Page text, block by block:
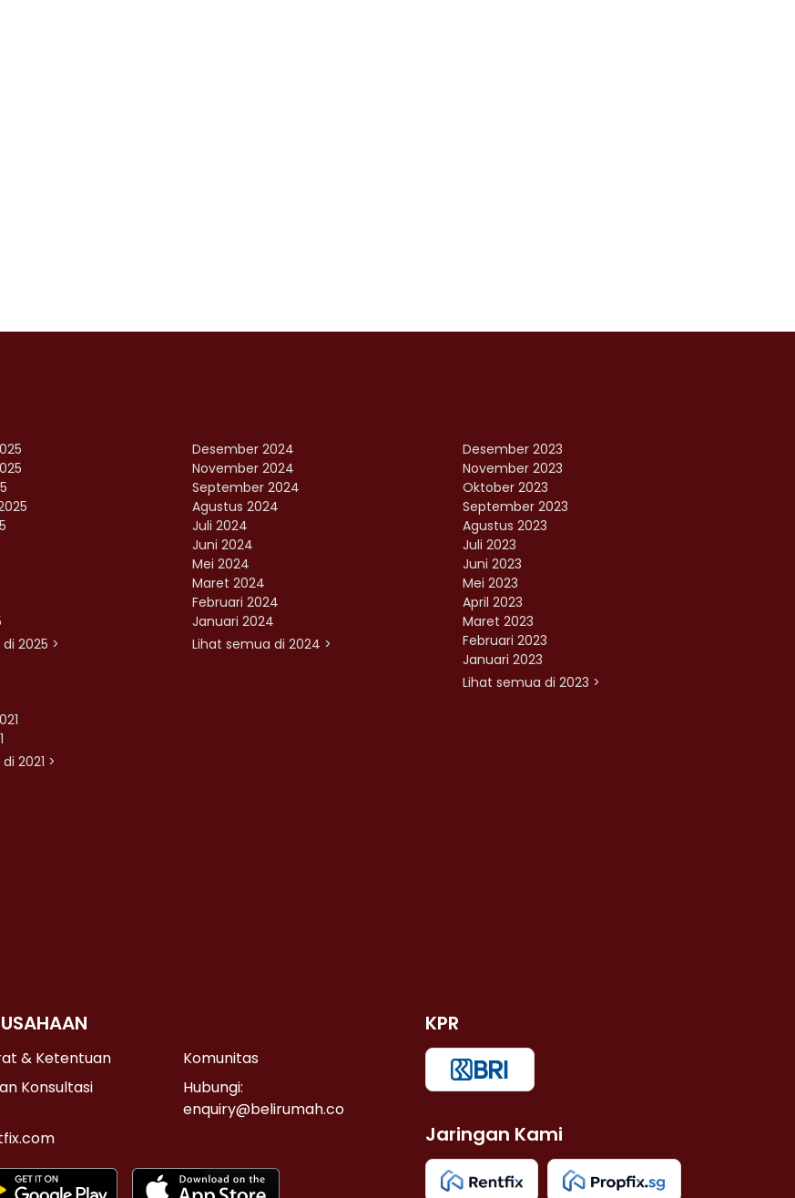
2025 >
Desember 2024
November 2024
September 2024
Agustus 2024
Juli 2024
Juni 2024
Mei 2024
Maret 2024
Februari 2024
Januari 2024
Lihat semua di 2024 >
Desember 2023
November 2023
Oktober 2023
September 2023
Agustus 2023
Juli 2023
Juni 2023
Mei 2023
April 2023
Maret 2023
Februari 2023
Januari 2023
Lihat semua di 2023 >
2021 >
& Ketentuan
Komunitas
Konsultasi
Hubungi:
enquiry@belirumah.co
KPR
Jaringan Kami